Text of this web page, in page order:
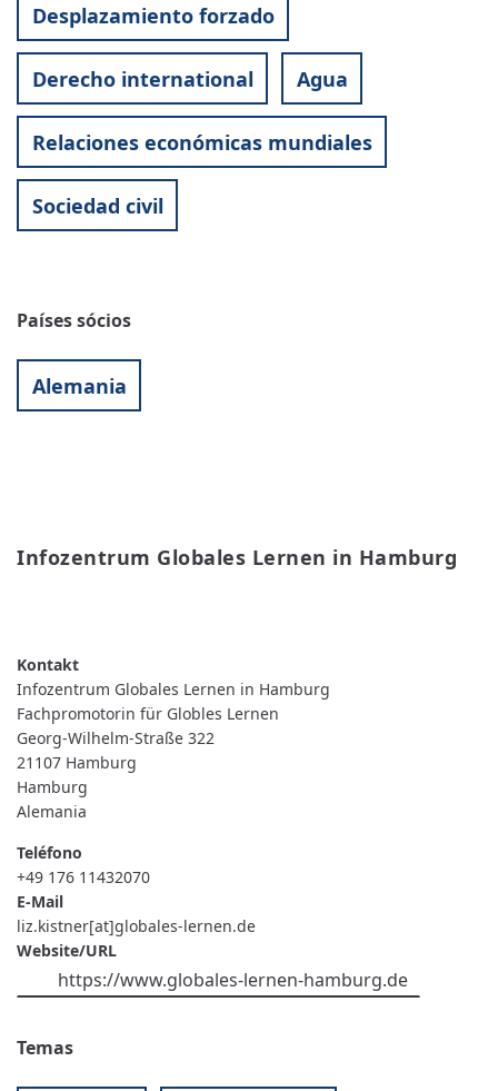
Desplazamiento forzado
Derecho international Agua
Relaciones económicas mundiales
Sociedad civil
Países sócios
Alemania
Infozentrum Globales Lernen in Hamburg
IN
HAMBURG
Infozentrum Globales Lernen in Hamburg
Fachpromotorin für Globles Lernen
Georg-Wilhelm-Straße 322
21107 Hamburg
Hamburg
Alemania
Teléfono
+49 176 11432070
E-Mail
liz.kistner[at]globales-lernen.de
Website/URL
https://www.globales-lernen-hamburg.de
Temas